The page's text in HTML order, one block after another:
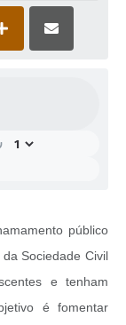
público
Sociedade Civil
e tenham
é fomentar